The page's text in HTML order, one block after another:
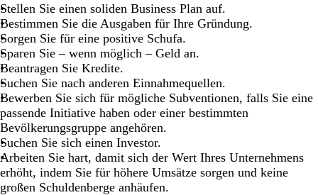
Stellen Sie einen soliden Business Plan auf.
Bestimmen Sie die Ausgaben für Ihre Gründung.
Sorgen Sie für eine positive Schufa.
Sparen Sie – wenn möglich – Geld an.
Beantragen Sie Kredite.
Suchen Sie nach anderen Einnahmequellen.
Bewerben Sie sich für mögliche Subventionen, falls Sie eine
passende Initiative haben oder einer bestimmten
Bevölkerungsgruppe angehören.
Suchen Sie sich einen Investor.
Arbeiten Sie hart, damit sich der Wert Ihres Unternehmens
erhöht, indem Sie für höhere Umsätze sorgen und keine
großen Schuldenberge anhäufen.